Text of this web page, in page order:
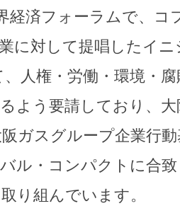
済フォーラムで、コ
に対して提唱したイ
人権・労働・環境・
よう要請しており、
ガスグループ企業行
ル・コンパクトに合
り組んでいます。